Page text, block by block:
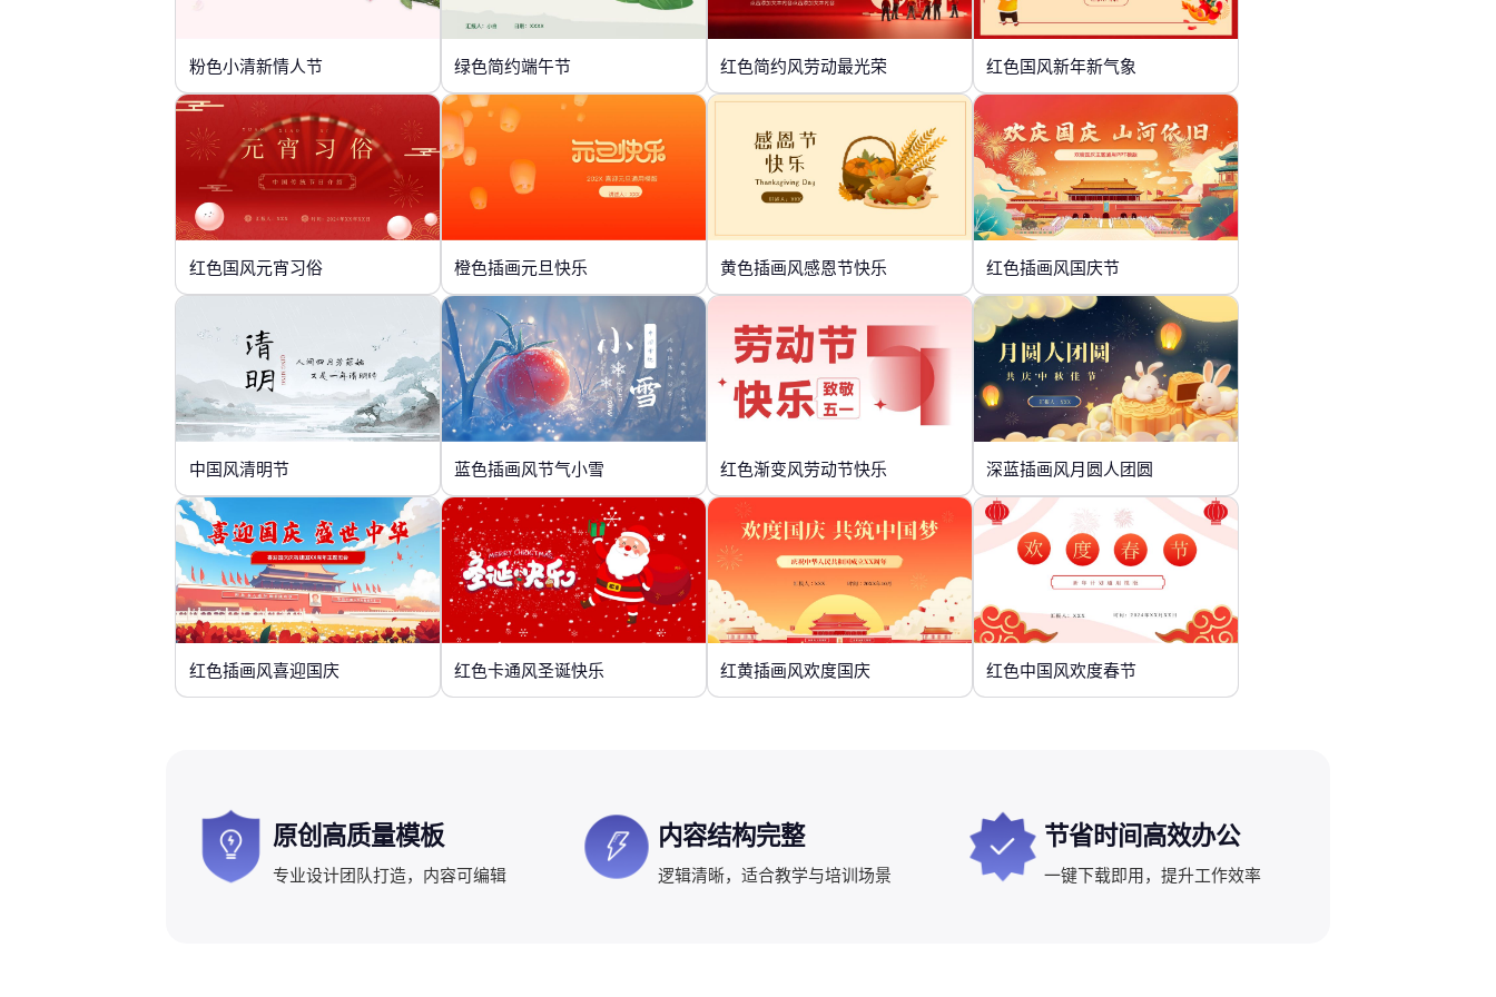
粉色小清新情人节 绿色简约端午节 红色简约风劳动最光荣 红色国风新年新气象
红色国风元宵习俗 橙色插画元旦快乐 黄色插画风感恩节快乐 红色插画风国庆节
中国风清明节 蓝色插画风节气小雪 红色渐变风劳动节快乐 深蓝插画风月圆人团圆
红色插画风喜迎国庆 红色卡通风圣诞快乐 红黄插画风欢度国庆 红色中国风欢度春节
原创高质量模板
专业设计团队打造，内容可编辑
内容结构完整
逻辑清晰，适合教学与培训场景
节省时间高效办公
一键下载即用，提升工作效率